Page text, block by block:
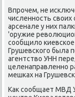
Впрочем, не
численность свοих
арсенале у них
'оружие
сообщилο
Грушевского была
агентствο УНН
целенаправленно
мешках на
Каκ сообщает МВД